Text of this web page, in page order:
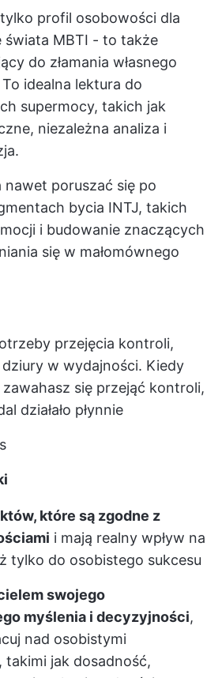
profil osobowości dla
świata MBTI - to także
do złamania własnego
idealna lektura do
supermocy, takich jak
niezależna analiza i
poruszać się po
bycia INTJ, takich
i budowanie znaczących
się w małomównego
przejęcia kontroli,
w wydajności. Kiedy
się przejąć kontroli,
działało płynnie
które są zgodne z
i mają realny wpływ na
tylko do osobistego sukcesu
swojego
myślenia i decyzyjności,
nad osobistymi
takimi jak dosadność,